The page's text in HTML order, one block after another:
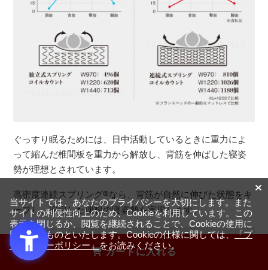
カートに入れる
ぐっすり眠るためには、日中活動しているときに重力によ
って縮んだ椎間板を重力から解放し、背筋を伸ばした寝姿
勢が理想とされています。
高密度連続スプリング®なら、背筋が自然に伸びた状態をキ
ープし、安定した理想の寝姿勢を実現します。
豆知識
当サイトでは、あなたのプライバシーを大切にします。また
サイトの利便性向上のため、Cookieを利用しています。この
表示を閉じるか、閲覧を継続されることで、Cookieの使用に
同意するものといたします。Cookieの仕様に関しては、「プ
ライバシーポリシー」をお読みください。